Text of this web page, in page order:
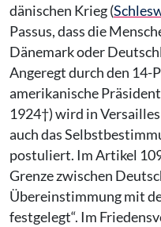
dänischen Krieg (
Passus, dass die
Dänemark oder
Angeregt durch den 14-
amerikanische
1924†) wird in
auch das
postuliert. Im Artikel
Grenze zwischen
Übereinstimmung mit
festgelegt“. Im